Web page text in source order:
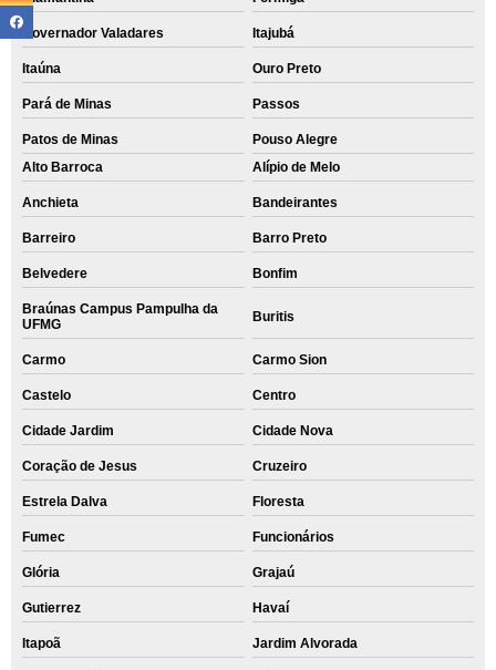
Governador Valadares Itajubá
Itaúna Ouro Preto
Pará de Minas Passos
Patos de Minas
Pouso Alegre
Alto Barroca
Alípio de Melo
Anchieta Bandeirantes
Barreiro Barro Preto
Belvedere Bonfim
Braúnas Campus Pampulha da
UFMG
Buritis
Carmo Carmo Sion
Castelo Centro
Cidade Jardim Cidade Nova
Coração de Jesus Cruzeiro
Estrela Dalva Floresta
Fumec Funcionários
Glória Grajaú
Gutierrez Havaí
Itapoã Jardim Alvorada